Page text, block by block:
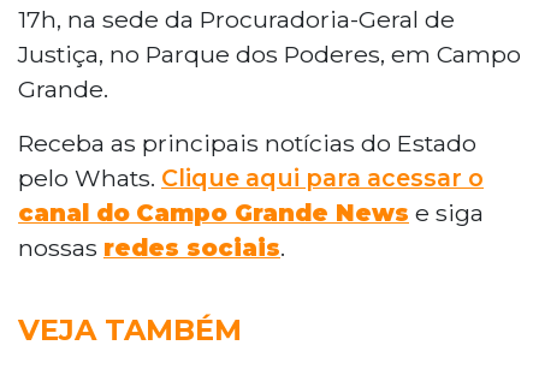
17h, na sede da Procuradoria-Geral de
Justiça, no Parque dos Poderes, em Campo
Grande.
Receba as principais notícias do Estado
pelo Whats. Clique aqui para acessar o
canal do Campo Grande News e siga
nossas redes sociais.
VEJA TAMBÉM